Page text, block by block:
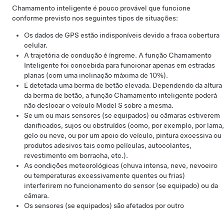
Chamamento inteligente é pouco provável que funcione
conforme previsto nos seguintes tipos de situações:
Os dados de GPS estão indisponíveis devido a fraca cobertura
celular.
A trajetória de condução é íngreme. A função Chamamento
Inteligente foi concebida para funcionar apenas em estradas
planas (com uma inclinação máxima de 10%).
É detetada uma berma de betão elevada. Dependendo da altura
da berma de betão, a função Chamamento inteligente poderá
não deslocar o veículo Model S sobre a mesma.
Se um ou mais sensores (se equipados) ou câmaras estiverem
danificados, sujos ou obstruídos (como, por exemplo, por lama,
gelo ou neve, ou por um apoio do veículo, pintura excessiva ou
produtos adesivos tais como películas, autocolantes,
revestimento em borracha, etc.).
As condições meteorológicas (chuva intensa, neve, nevoeiro
ou temperaturas excessivamente quentes ou frias)
interferirem no funcionamento do sensor (se equipado) ou da
câmara.
Os sensores (se equipados) são afetados por outro